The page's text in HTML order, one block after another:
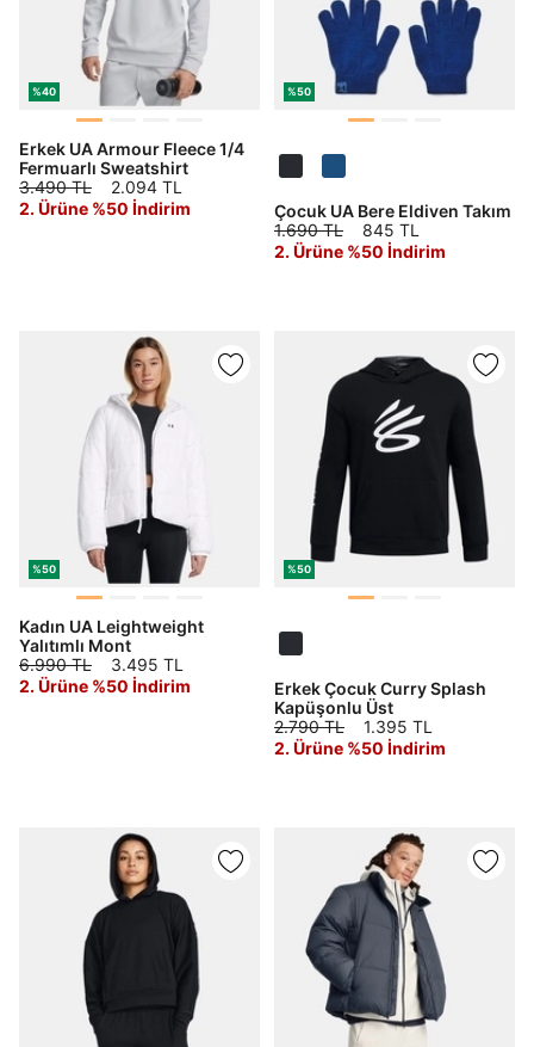
%40
Erkek UA Armour Fleece 1/4
Fermuarlı Sweatshirt
3.490 TL
2.094 TL
2. Ürüne %50 İndirim
%50
Çocuk UA Bere Eldiven Takım
1.690 TL
845 TL
2. Ürüne %50 İndirim
%50
Kadın UA Leightweight
Yalıtımlı Mont
6.990 TL
3.495 TL
2. Ürüne %50 İndirim
%50
Erkek Çocuk Curry Splash
Kapüşonlu Üst
2.790 TL
1.395 TL
2. Ürüne %50 İndirim